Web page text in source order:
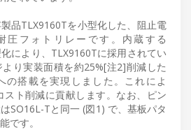
品TLX9160Tを小型化した、阻止電
圧フォトリレーです。内蔵する
により、TLX9160Tに採用されてい
り実装面積を約25%[注2]削減した
の搭載を実現しました。これによ
スト削減に貢献します。なお、ピン
SO16L-Tと同一 (図1) で、基板パタ
です。